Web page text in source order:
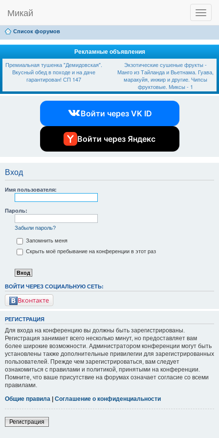
T
o
g
l
n
a
v
i
g
Микай
Ссылки Вход
Список форумов
Рекламные объявления
Премиальная тушенка "Демидовская".
Вкусный обед в походе и на даче
гарантирован! СП 147
Экзотические сушеные фрукты -
Манго из Тайланда и Вьетнама. Гуава,
маракуйя, инжир и другие. Чипсы
фруктовые. Миксы - 1
Войти через VK ID
Войти через Яндекс
Вход
Имя пользователя:
Пароль:
Забыли пароль?
Запомнить меня
Скрыть моё пребывание на конференции в этот раз
ВОЙТИ ЧЕРЕЗ СОЦИАЛЬНУЮ СЕТЬ:
Вконтакте
РЕГИСТРАЦИЯ
Для входа на конференцию вы должны быть зарегистрированы.
Регистрация занимает всего несколько минут, но предоставляет вам
более широкие возможности. Администратором конференции могут быть
установлены также дополнительные привилегии для зарегистрированных
пользователей. Прежде чем зарегистрироваться, вам следует
ознакомиться с правилами и политикой, принятыми на конференции.
Помните, что ваше присутствие на форумах означает согласие со всеми
правилами.
Общие правила
Соглашение о конфиденциальности
Регистрация